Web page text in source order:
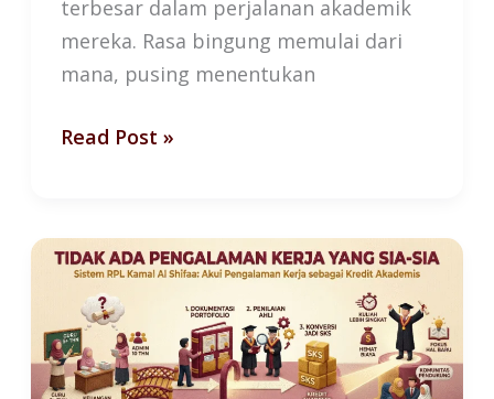
terbesar dalam perjalanan akademik
mereka. Rasa bingung memulai dari
mana, pusing menentukan
Read Post »
Pengalaman
Kerja
Diakui
Jadi
Kredit